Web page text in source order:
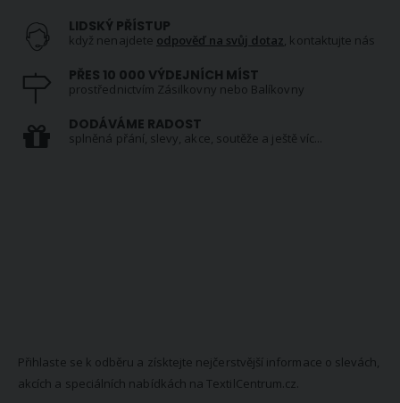
LIDSKÝ PŘÍSTUP
když nenajdete odpověď na svůj dotaz, kontaktujte nás
PŘES 10 000 VÝDEJNÍCH MÍST
prostřednictvím Zásilkovny nebo Balíkovny
DODÁVÁME RADOST
splněná přání, slevy, akce, soutěže a ještě víc...
Přihlaste se k odběru a získtejte nejčerstvější informace o slevách,
akcích a speciálních nabídkách na TextilCentrum.cz.